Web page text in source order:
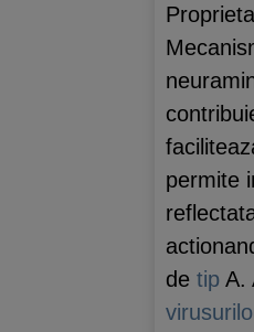
permite
de tip A.